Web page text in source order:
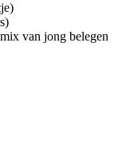
van jong belegen